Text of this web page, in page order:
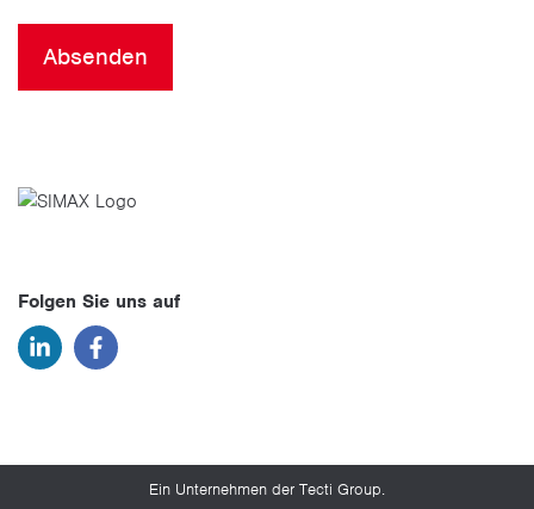
Folgen Sie uns auf
Ein Unternehmen der Tecti Group.